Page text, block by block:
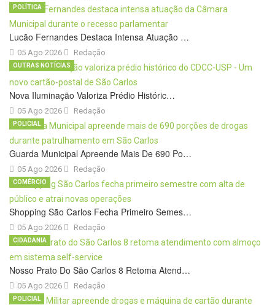
Lucão Fernandes Destaca Intensa Atuação …
05 Ago 2026
POLÍTICA
Redação
Nova Iluminação Valoriza Prédio Históric…
05 Ago 2026
OUTRAS NOTÍCIAS
Redação
Guarda Municipal Apreende Mais De 690 Po…
05 Ago 2026
POLICIAL
Redação
Shopping São Carlos Fecha Primeiro Semes…
05 Ago 2026
COMÉRCIO
Redação
Nosso Prato Do São Carlos 8 Retoma Atend…
05 Ago 2026
CIDADANIA
Redação
POLICIAL